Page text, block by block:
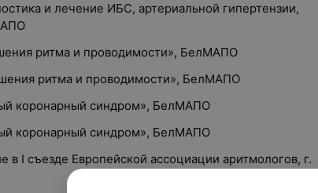
и лечение ИБС, артериальной гипертензии,
ритма и проводимости», БелМАПО
ритма и проводимости», БелМАПО
коронарный синдром», БелМАПО
коронарный синдром», БелМАПО
в I съезде Европейской ассоциации аритмологов, г.